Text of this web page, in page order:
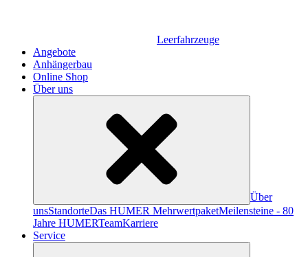
Leerfahrzeuge
Angebote
Anhängerbau
Online Shop
Über uns
Über
unsStandorteDas HUMER MehrwertpaketMeilensteine - 80
Jahre HUMERTeamKarriere
Service